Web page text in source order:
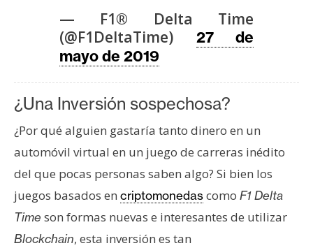
m
s
R
e
u
r
s
o
— F1® Delta Time
(@F1DeltaTime) 27 de
mayo de 2019
¿Una Inversión sospechosa?
¿Por qué alguien gastaría tanto dinero en un
automóvil virtual en un juego de carreras inédito
del que pocas personas saben algo? Si bien los
juegos basados en criptomonedascomo F1 Delta
Time son formas nuevas e interesantes de utilizar
Blockchain, esta inversión es tan